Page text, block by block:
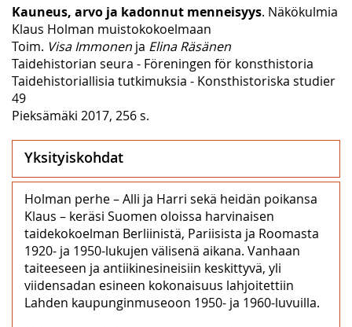
Kauneus, arvo ja kadonnut menneisyys. Näkökulmia
Klaus Holman muistokokoelmaan
Toim. Visa Immonen ja Elina Räsänen
Taidehistorian seura - Föreningen för konsthistoria
Taidehistoriallisia tutkimuksia - Konsthistoriska studier
49
Pieksämäki 2017, 256 s.
Yksityiskohdat
Holman perhe – Alli ja Harri sekä heidän poikansa
Klaus – keräsi Suomen oloissa harvinaisen
taidekokoelman Berliinistä, Pariisista ja Roomasta
1920- ja 1950-lukujen välisenä aikana. Vanhaan
taiteeseen ja antiikinesineisiin keskittyvä, yli
viidensadan esineen kokonaisuus lahjoitettiin
Lahden kaupunginmuseoon 1950- ja 1960-luvuilla.